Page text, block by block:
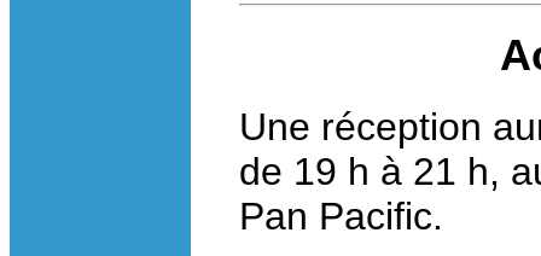
Une réception
de 19 h à 21 h,
Pan Pacific.